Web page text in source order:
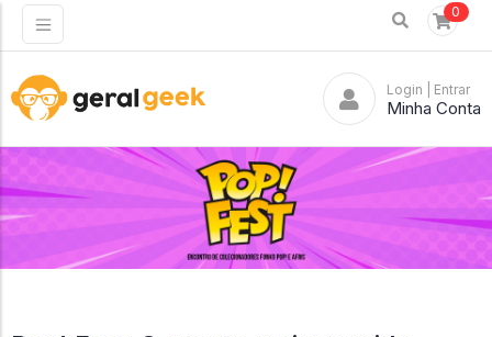
0
Login | Entrar
Minha Conta